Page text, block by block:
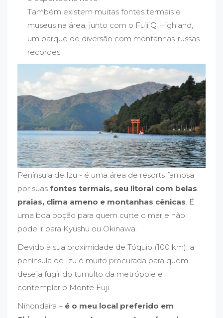
Também existem muitas fontes termais e
museus na área, junto com o Fuji Q Highland,
um parque de diversão com montanhas-russas
recordes.
Península de Izu - é uma área de resorts famosa
por suas fontes termais, seu litoral com belas
praias, clima ameno e montanhas cênicas. É
uma boa opção para quem curte o mar e não
pode ir para Kyushu ou Okinawa.
Devido à sua proximidade de Tóquio (100 km), a
península de Izu é muito procurada para quem
deseja fugir do tumulto da metrópole e
contemplar o Monte Fuji.
Nihondaira – é o meu local preferido em